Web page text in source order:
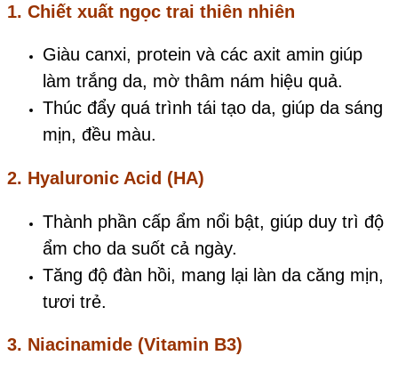
1. Chiết xuất ngọc trai thiên nhiên
Giàu canxi, protein và các axit amin giúp
làm trắng da, mờ thâm nám hiệu quả.
Thúc đẩy quá trình tái tạo da, giúp da sáng
mịn, đều màu.
2. Hyaluronic Acid (HA)
Thành phần cấp ẩm nổi bật, giúp duy trì độ
ẩm cho da suốt cả ngày.
Tăng độ đàn hồi, mang lại làn da căng mịn,
tươi trẻ.
3. Niacinamide (Vitamin B3)